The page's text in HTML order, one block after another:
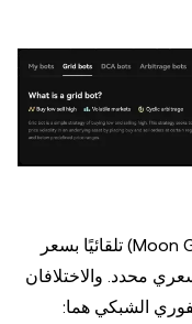
يشتري البوت الشبكي واسع النطاق (Moon Grid) تلقائيًا بسعر
محدد. والاختلافان
الشبكي هما: